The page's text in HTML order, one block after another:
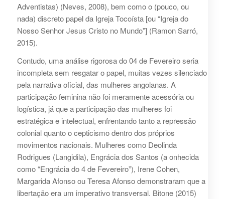
Adventistas) (Neves, 2008), bem como o (pouco, ou
nada) discreto papel da Igreja Tocoísta [ou “Igreja do
Nosso Senhor Jesus Cristo no Mundo”] (Ramon Sarró,
2015).
Contudo, uma análise rigorosa do 04 de Fevereiro seria
incompleta sem resgatar o papel, muitas vezes silenciado
pela narrativa oficial, das mulheres angolanas. A
participação feminina não foi meramente acessória ou
logística, já que a participação das mulheres foi
estratégica e intelectual, enfrentando tanto a repressão
colonial quanto o cepticismo dentro dos próprios
movimentos nacionais. Mulheres como Deolinda
Rodrigues (Langidila), Engrácia dos Santos (a onhecida
como “Engrácia do 4 de Fevereiro”), Irene Cohen,
Margarida Afonso ou Teresa Afonso demonstraram que a
libertação era um imperativo transversal. Bitone (2015)